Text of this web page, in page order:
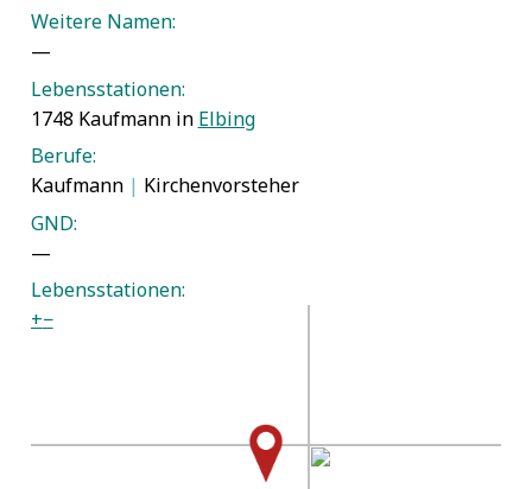
Weitere Namen:
—
Lebensstationen:
1748 Kaufmann in Elbing
Berufe:
Kaufmann | Kirchenvorsteher
GND:
—
Lebensstationen:
+−